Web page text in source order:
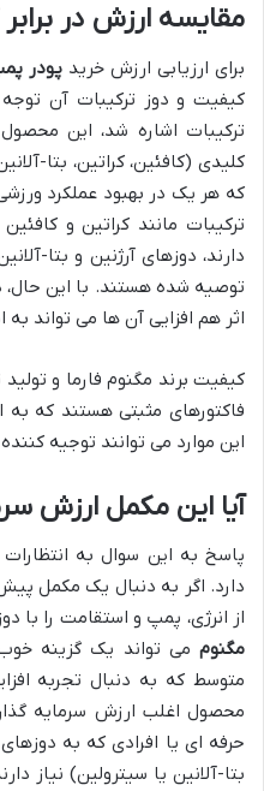
مقایسه ارزش در
برای ارزیابی ارزش خرید پودر
کیفیت و دوز ترکیبات آن
ترکیبات اشاره شد، این
کلیدی (کافئین، کراتین، بتا-
که هر یک در بهبود عملکرد
ترکیبات مانند کراتین و
دارند، دوزهای آرژنین و بتا-
توصیه شده هستند. با این حال،
اثر هم افزایی آن ها می تواند
کیفیت برند مگنوم فارما و
فاکتورهای مثبتی هستند که به
این موارد می توانند توجیه
آیا این مکمل ارزش
پاسخ به این سوال به
دارد. اگر به دنبال یک مکمل
از انرژی، پمپ و استقامت را با
مگنوم می تواند یک گزینه
متوسط که به دنبال تجربه
محصول اغلب ارزش سرمایه
حرفه ای یا افرادی که به
بتا-آلانین یا سیترولین) نیاز